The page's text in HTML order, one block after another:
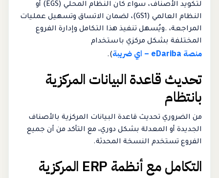
لتكويد الأصناف، سواء كان النظام المحلي (EGS) أو
النظام العالمي (GS1)، لضمان الاتساق وتسهيل عمليات
المراجعة، .ويُسهل تنفيذ هذا التكامل وإدارة الفروع
المختلفة بشكل مركزي باستخدام
منصة eDariba – اي ضريبة ).
تحديث قاعدة البيانات المركزية
بانتظام
من الضروري تحديث قاعدة البيانات المركزية بالأصناف
الجديدة أو المعدلة بشكل دوري، مع التأكد من أن جميع
الفروع تستخدم النسخة المحدثة.
التكامل مع أنظمة ERP المركزية